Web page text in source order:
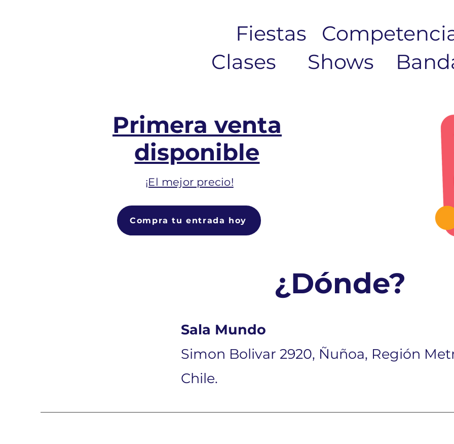
Fiestas
Clases
Shows
Primera venta
disponible
¡El mejor precio!
Compra tu entrada hoy
¿Dónde?
Sala Mundo
Simon Bolivar 2920, Ñuñoa, Región
Chile.